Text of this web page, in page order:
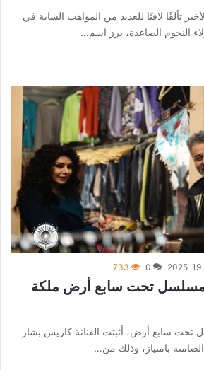
تألقًا لافتًا للعديد من المواهب الشابة في
النجوم الصاعدة، برز اسم…
0
733
تحت سابع أرض ملكة
من مسلسل تحت سابع أرض، أثبتت الفنانة كاريس بشار
بامتياز، وذلك من…